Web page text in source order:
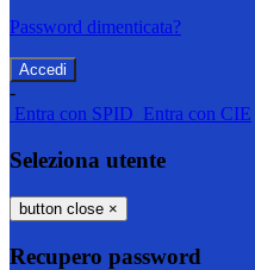
Password dimenticata?
-
Entra con SPID Entra con CIE
Seleziona utente
button close ×
Recupero password